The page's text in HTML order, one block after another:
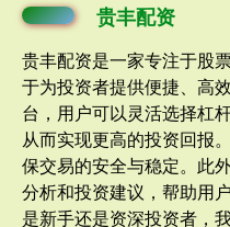
贵丰配资
贵丰配资是一家专注于股
于为投资者提供便捷、高
台，用户可以灵活选择杠
从而实现更高的投资回报
保交易的安全与稳定。此
分析和投资建议，帮助用
是新手还是资深投资者，